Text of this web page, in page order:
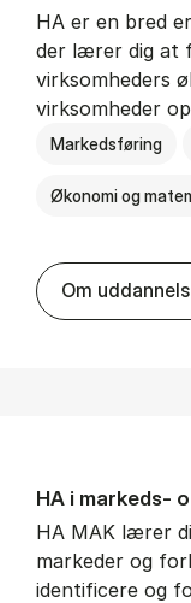
HA er en bred
der lærer dig at
virksomheders
virksomheder
Markedsføring
Økonomi og
Om
HA i mar­keds-
HA MAK lærer
markeder og
identificere og